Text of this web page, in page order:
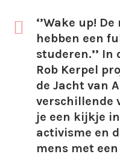
‘’Wake up!
hebben een
studeren.’’
Rob Kerpel
de Jacht van
verschillende
je een kijkje
activisme en
mens met